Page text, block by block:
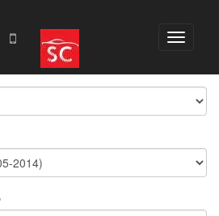
Toggle
И МОДЕЛЬ